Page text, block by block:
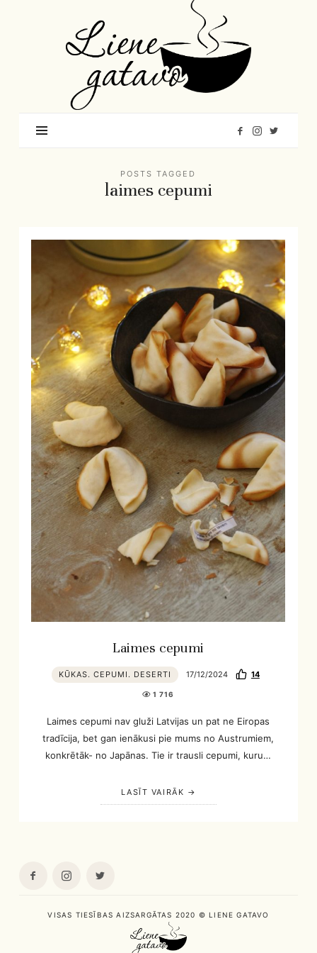
Gatavo
–
Mana
garšu
pasaule
POSTS TAGGED
laimes cepumi
Laimes cepumi
KŪKAS. CEPUMI. DESERTI 17/12/2024 14
1 716
Laimes cepumi nav gluži Latvijas un pat ne Eiropas
tradīcija, bet gan ienākusi pie mums no Austrumiem,
konkrētāk- no Japānas. Tie ir trausli cepumi, kuru…
LASĪT VAIRĀK
VISAS TIESĪBAS AIZSARGĀTAS 2020 © LIENE GATAVO